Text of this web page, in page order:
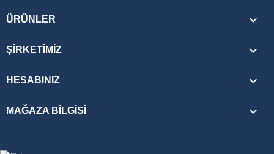
ÜRÜNLER 
ŞIRKETIMIZ 
HESABINIZ 
MAĞAZA BILGISI keyboard_arrow_down